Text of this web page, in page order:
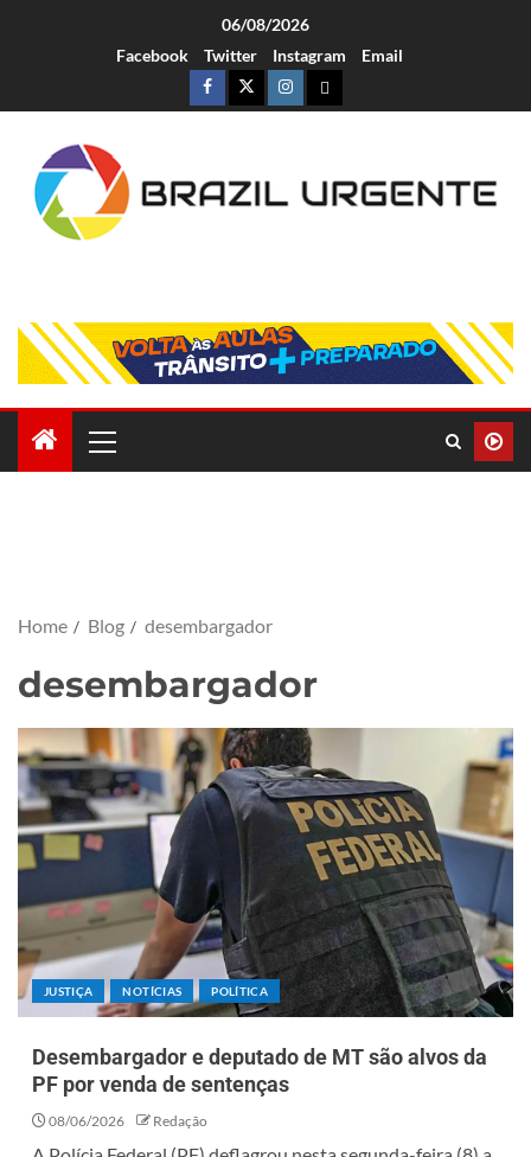
06/08/2026
Facebook
Twitter Instagram Email
Home Blog desembargador
desembargador
JUSTIÇA NOTÍCIAS POLÍTICA
Desembargador e deputado de MT são alvos da
PF por venda de sentenças
08/06/2026 Redação